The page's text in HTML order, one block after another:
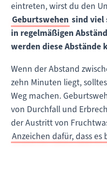
eintreten, wirst du den
Geburtswehen sind viel
in regelmäßigen
werden diese Abstände
Wenn der Abstand
zehn Minuten liegt,
Weg machen.
von Durchfall und
der Austritt von
Anzeichen dafür, dass es